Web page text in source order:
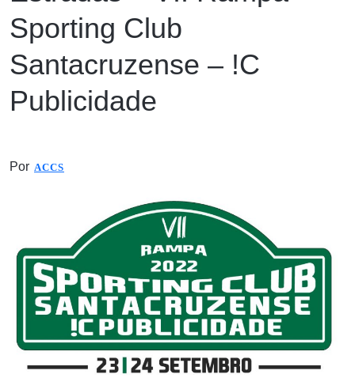
Sporting Club
Santacruzense – !C
Publicidade
Por ACCS